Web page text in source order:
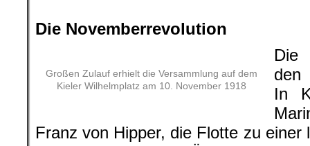
Die Novemberrevolution
Großen Zulauf erhielt die Versammlung auf dem
Kieler Wilhelmplatz am 10. November 1918
Die
den
In
Franz von Hipper, die Flotte zu einer